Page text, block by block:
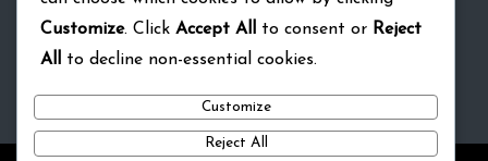
を祝う、チームワーク
Customize. Click Accept All to consent or Reject
All
to decline non-essential cookies.
Customize
Reject All